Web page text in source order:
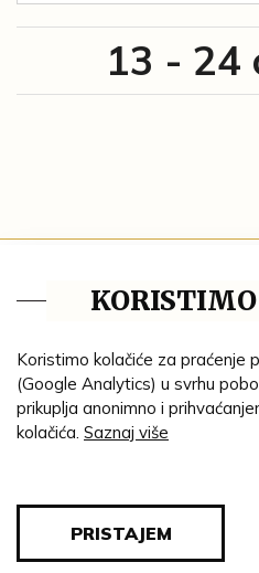
13 - 24
Impresum
Ustanove
Lenta vremena
Genealogija
Koristimo kolačiće za praćenje
(Google Analytics) u svrhu
prikuplja anonimno i
kolačića. Saznaj više
PRISTAJEM